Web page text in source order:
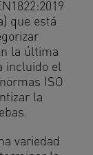
que está
la última
incluido el
ISO
la
variedad